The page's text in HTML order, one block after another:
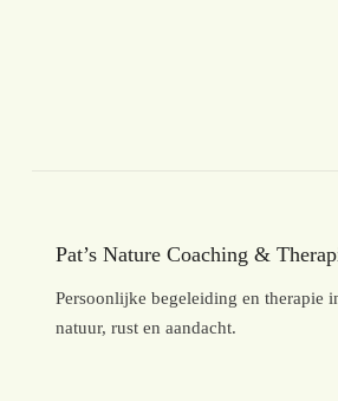
Pat’s Nature Coaching &
Persoonlijke begeleiding en therapie
natuur, rust en aandacht.